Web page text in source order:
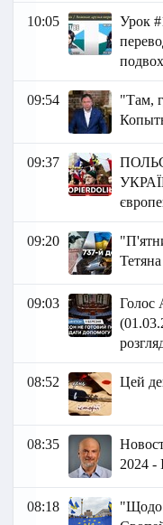
10:05
Урок
09:54
"Там,
09:37
09:20
09:03
Голос
08:52 Цей
08:35
2024 -
08:18
"Щодо